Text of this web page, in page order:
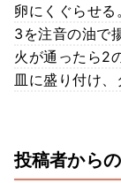
卵にくぐらせる。
3を注音の油で
火が通ったら2
皿に盛り付け、
投稿者から